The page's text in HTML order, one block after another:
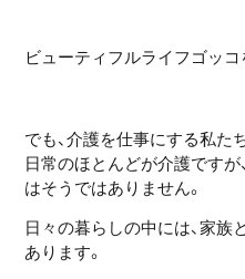
ビューティフルライフゴッ
でも、介護を仕事にする私た
日常のほとんどが介護です
はそうではありません。
日々の暮らしの中には、家族
あります。